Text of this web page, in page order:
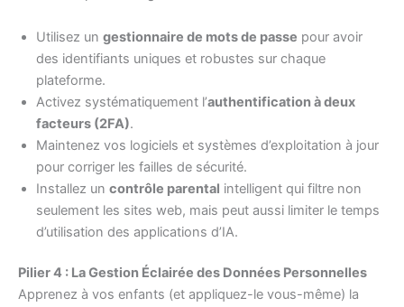
Utilisez un gestionnaire de mots de passe pour avoir
des identifiants uniques et robustes sur chaque
plateforme.
Activez systématiquement l’authentification à deux
facteurs (2FA).
Maintenez vos logiciels et systèmes d’exploitation à jour
pour corriger les failles de sécurité.
Installez un contrôle parental intelligent qui filtre non
seulement les sites web, mais peut aussi limiter le temps
d’utilisation des applications d’IA.
Pilier 4 : La Gestion Éclairée des Données Personnelles
Apprenez à vos enfants (et appliquez-le vous-même) la